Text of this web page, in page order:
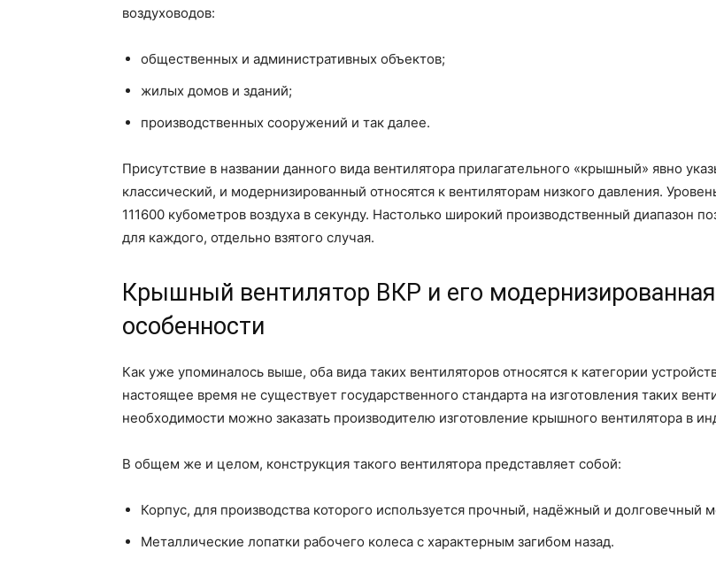
воздуховодов:
общественных и административных объектов;
жилых домов и зданий;
производственных сооружений и так далее.
Присутствие в названии данного вида вентилятора прилагательного «крышный» явно
классический, и модернизированный относятся к вентиляторам низкого давления.
111600 кубометров воздуха в секунду. Настолько широкий производственный диапазон
для каждого, отдельно взятого случая.
Крышный вентилятор ВКР и его
особенности
Как уже упоминалось выше, оба вида таких вентиляторов относятся к категории
настоящее время не существует государственного стандарта на изготовления таких
необходимости можно заказать производителю изготовление крышного вентилятора в
В общем же и целом, конструкция такого вентилятора представляет собой:
Корпус, для производства которого используется прочный, надёжный и долговечный
Металлические лопатки рабочего колеса с характерным загибом назад.